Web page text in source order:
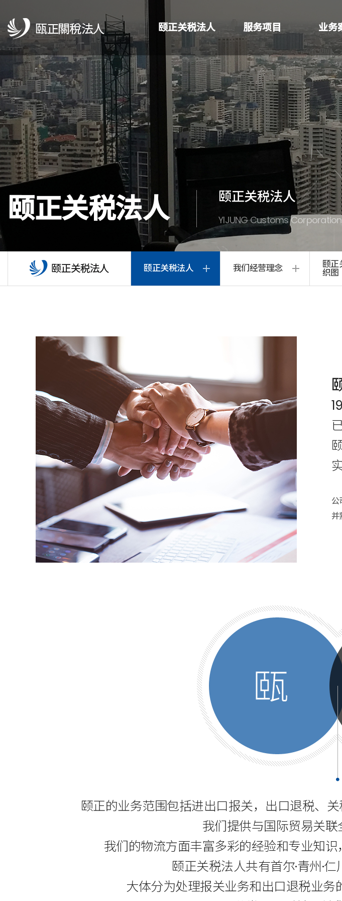
颐正关税法人 服务项目 业务
颐正关税法人 颐正关税法人
YIJUNG Customs
颐正关税法人 我们经营理念 颐正
织图
公
并
颐正的业务范围包括进出口报关，出口退税、
我们提供与国际贸易关联
我们的物流方面丰富多彩的经验和专业知
颐正关税法人共有首尔·青州·
大体分为处理报关业务和出口退税业务